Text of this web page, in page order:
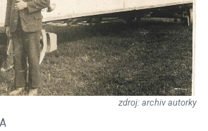
archiv autorky